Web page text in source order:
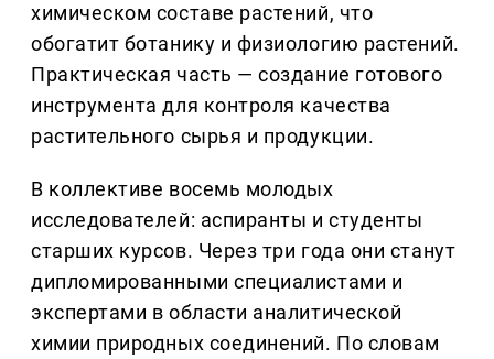
химическом составе растений, что
обогатит ботанику и физиологию растений.
Практическая часть — создание готового
инструмента для контроля качества
растительного сырья и продукции.
В коллективе восемь молодых
исследователей: аспиранты и студенты
старших курсов. Через три года они станут
дипломированными специалистами и
экспертами в области аналитической
химии природных соединений. По словам